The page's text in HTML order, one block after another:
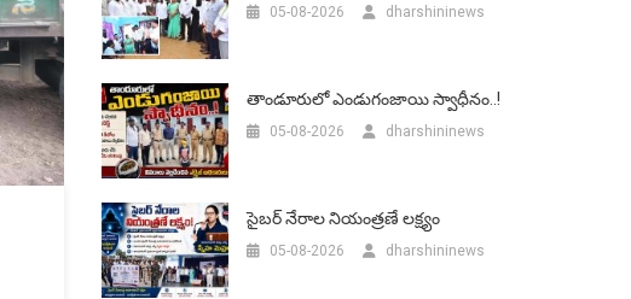
05-08-2026 dharshininews
తాండూరులో ఎండుగంజాయి స్వాధీనం..!
05-08-2026 dharshininews
సైబర్ నేరాల నియంత్రణే లక్ష్యం
05-08-2026 dharshininews